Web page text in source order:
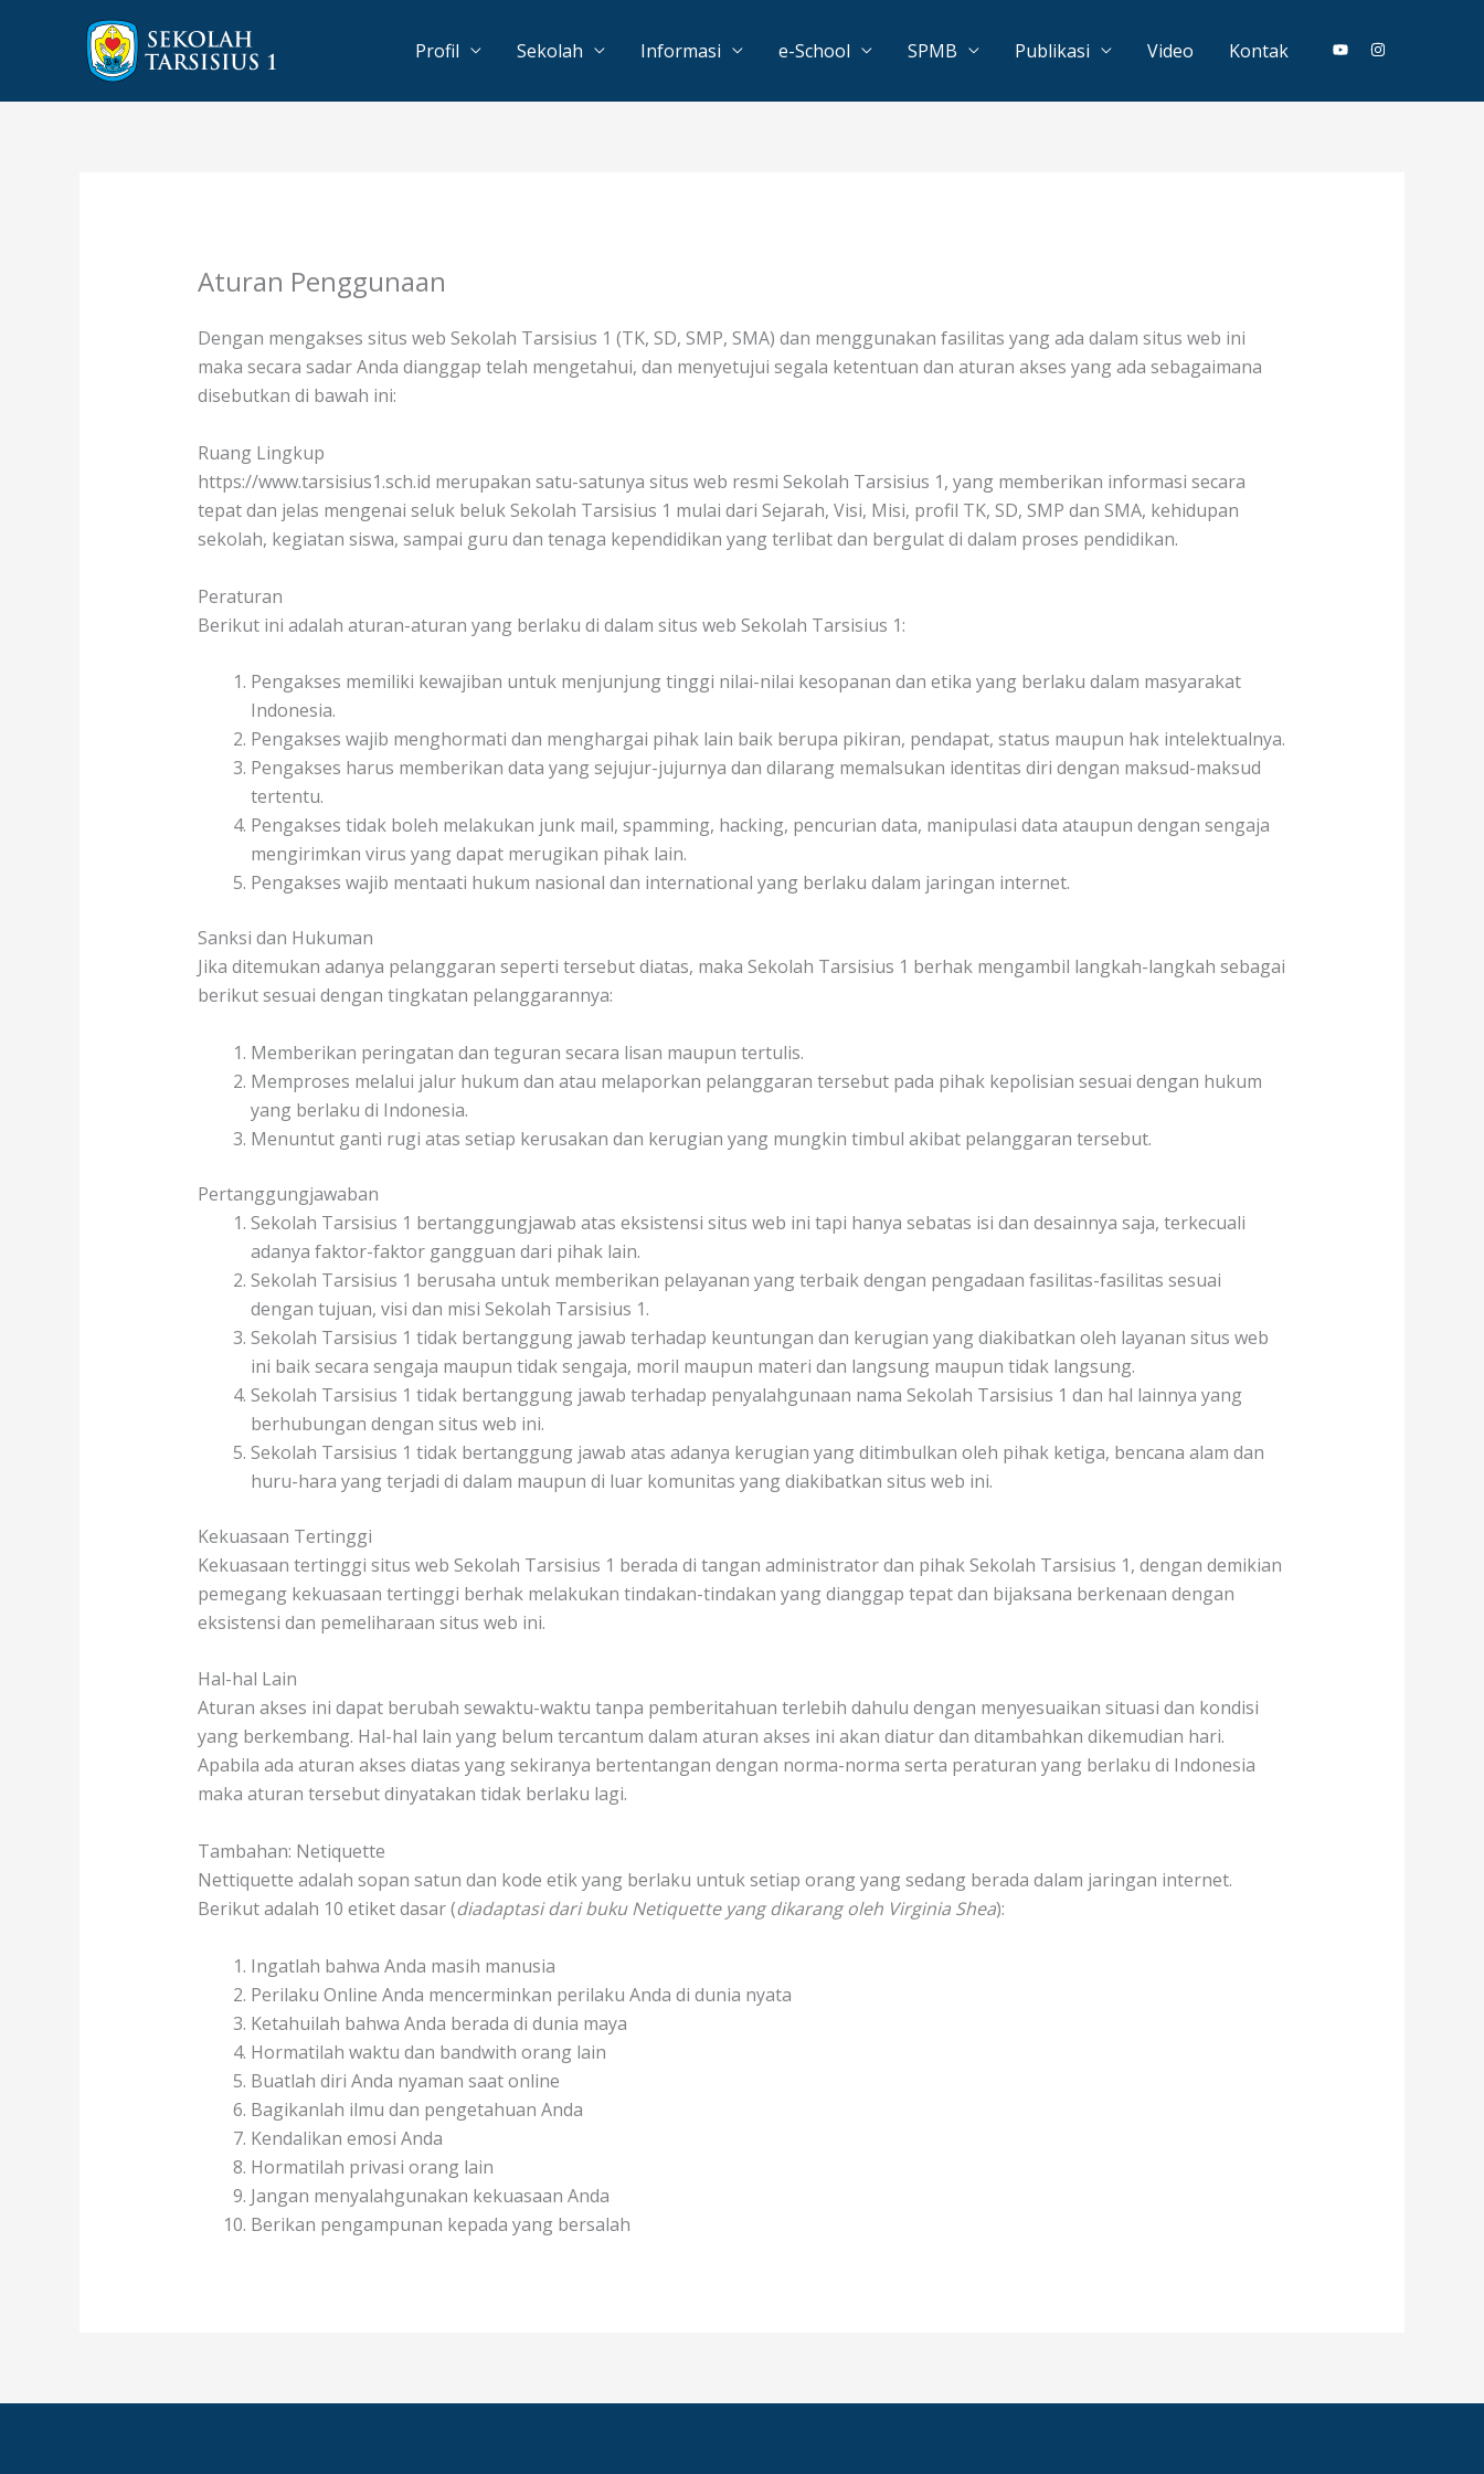
Profil Sekolah Informasi e-School SPMB Publikasi Video Kontak
Aturan Penggunaan
Dengan mengakses situs web Sekolah Tarsisius 1 (TK, SD, SMP, SMA) dan menggunakan fasilitas yang ada dalam situs web ini
maka secara sadar Anda dianggap telah mengetahui, dan menyetujui segala ketentuan dan aturan akses yang ada sebagaimana
disebutkan di bawah ini:
Ruang Lingkup
https://www.tarsisius1.sch.id merupakan satu-satunya situs web resmi Sekolah Tarsisius 1, yang memberikan informasi secara
tepat dan jelas mengenai seluk beluk Sekolah Tarsisius 1 mulai dari Sejarah, Visi, Misi, profil TK, SD, SMP dan SMA, kehidupan
sekolah, kegiatan siswa, sampai guru dan tenaga kependidikan yang terlibat dan bergulat di dalam proses pendidikan.
Peraturan
Berikut ini adalah aturan-aturan yang berlaku di dalam situs web Sekolah Tarsisius 1:
Pengakses memiliki kewajiban untuk menjunjung tinggi nilai-nilai kesopanan dan etika yang berlaku dalam masyarakat
Indonesia.
Pengakses wajib menghormati dan menghargai pihak lain baik berupa pikiran, pendapat, status maupun hak intelektualnya.
Pengakses harus memberikan data yang sejujur-jujurnya dan dilarang memalsukan identitas diri dengan maksud-maksud
tertentu.
Pengakses tidak boleh melakukan junk mail, spamming, hacking, pencurian data, manipulasi data ataupun dengan sengaja
mengirimkan virus yang dapat merugikan pihak lain.
Pengakses wajib mentaati hukum nasional dan international yang berlaku dalam jaringan internet.
Sanksi dan Hukuman
Jika ditemukan adanya pelanggaran seperti tersebut diatas, maka Sekolah Tarsisius 1 berhak mengambil langkah-langkah sebagai
berikut sesuai dengan tingkatan pelanggarannya:
Memberikan peringatan dan teguran secara lisan maupun tertulis.
Memproses melalui jalur hukum dan atau melaporkan pelanggaran tersebut pada pihak kepolisian sesuai dengan hukum
yang berlaku di Indonesia.
Menuntut ganti rugi atas setiap kerusakan dan kerugian yang mungkin timbul akibat pelanggaran tersebut.
Pertanggungjawaban
Sekolah Tarsisius 1 bertanggungjawab atas eksistensi situs web ini tapi hanya sebatas isi dan desainnya saja, terkecuali
adanya faktor-faktor gangguan dari pihak lain.
Sekolah Tarsisius 1 berusaha untuk memberikan pelayanan yang terbaik dengan pengadaan fasilitas-fasilitas sesuai
dengan tujuan, visi dan misi Sekolah Tarsisius 1.
Sekolah Tarsisius 1 tidak bertanggung jawab terhadap keuntungan dan kerugian yang diakibatkan oleh layanan situs web
ini baik secara sengaja maupun tidak sengaja, moril maupun materi dan langsung maupun tidak langsung.
Sekolah Tarsisius 1 tidak bertanggung jawab terhadap penyalahgunaan nama Sekolah Tarsisius 1 dan hal lainnya yang
berhubungan dengan situs web ini.
Sekolah Tarsisius 1 tidak bertanggung jawab atas adanya kerugian yang ditimbulkan oleh pihak ketiga, bencana alam dan
huru-hara yang terjadi di dalam maupun di luar komunitas yang diakibatkan situs web ini.
Kekuasaan Tertinggi
Kekuasaan tertinggi situs web Sekolah Tarsisius 1 berada di tangan administrator dan pihak Sekolah Tarsisius 1, dengan demikian
pemegang kekuasaan tertinggi berhak melakukan tindakan-tindakan yang dianggap tepat dan bijaksana berkenaan dengan
eksistensi dan pemeliharaan situs web ini.
Hal-hal Lain
Aturan akses ini dapat berubah sewaktu-waktu tanpa pemberitahuan terlebih dahulu dengan menyesuaikan situasi dan kondisi
yang berkembang. Hal-hal lain yang belum tercantum dalam aturan akses ini akan diatur dan ditambahkan dikemudian hari.
Apabila ada aturan akses diatas yang sekiranya bertentangan dengan norma-norma serta peraturan yang berlaku di Indonesia
maka aturan tersebut dinyatakan tidak berlaku lagi.
Tambahan: Netiquette
Nettiquette adalah sopan satun dan kode etik yang berlaku untuk setiap orang yang sedang berada dalam jaringan internet.
Berikut adalah 10 etiket dasar (diadaptasi dari buku Netiquette yang dikarang oleh Virginia Shea):
Ingatlah bahwa Anda masih manusia
Perilaku Online Anda mencerminkan perilaku Anda di dunia nyata
Ketahuilah bahwa Anda berada di dunia maya
Hormatilah waktu dan bandwith orang lain
Buatlah diri Anda nyaman saat online
Bagikanlah ilmu dan pengetahuan Anda
Kendalikan emosi Anda
Hormatilah privasi orang lain
Jangan menyalahgunakan kekuasaan Anda
Berikan pengampunan kepada yang bersalah